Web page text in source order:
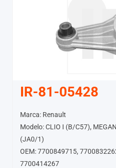
IR-81-05428
Marca: Renault
Modelo: CLIO I (B/C57),
(JA0/1)
OEM: 7700849715,
7700414267